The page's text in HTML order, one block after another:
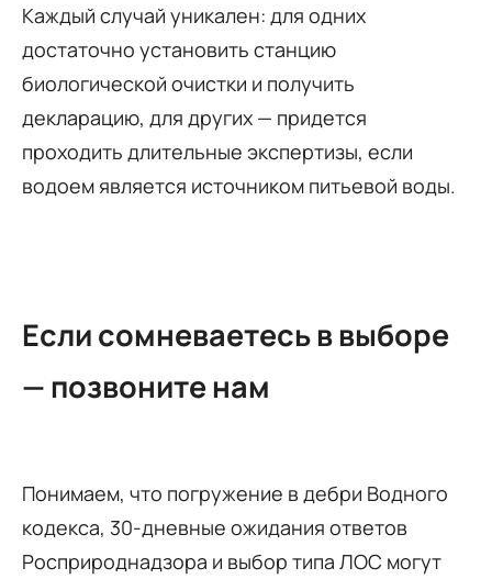
Каждый случай уникален: для одних
достаточно установить станцию
биологической очистки и получить
декларацию, для других — придется
проходить длительные экспертизы, если
водоем является источником питьевой воды.
Если сомневаетесь в выборе
— позвоните нам
Понимаем, что погружение в дебри Водного
кодекса, 30-дневные ожидания ответов
Росприроднадзора и выбор типа ЛОС могут